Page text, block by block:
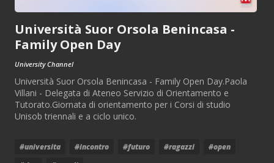
Università Suor Orsola Benincasa -
Family Open Day
University Channel
Università Suor Orsola Benincasa - Family Open Day.Paola
Villani - Delegata di Ateneo Servizio di Orientamento e
Tutorato.Giornata di orientamento per i Corsi di studio
Unisob triennali e a ciclo unico.
#universita #incontro #futuro #ragazzi
#open